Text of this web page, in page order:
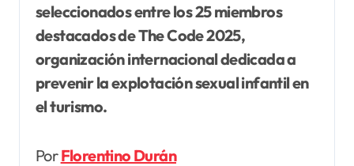
seleccionados entre los 25 miembros
destacados de The Code 2025,
organización internacionaldedicada a
prevenir la explotación sexual infantil en
el turismo.
PorFlorentino Durán